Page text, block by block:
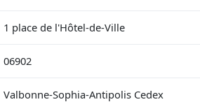
1 place de l'Hôtel-de-Ville
06902
Valbonne-Sophia-Antipolis Cedex